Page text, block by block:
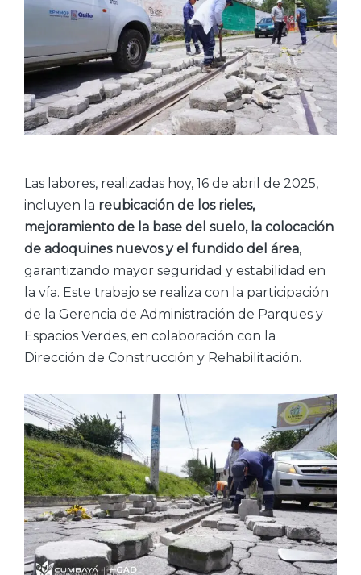
Las labores, realizadas hoy, 16 de abril de 2025,
incluyen la reubicación de los rieles,
mejoramiento de la base del suelo, la colocación
de adoquines nuevos y el fundido del área,
garantizando mayor seguridad y estabilidad en
la vía. Este trabajo se realiza con la participación
de la Gerencia de Administración de Parques y
Espacios Verdes, en colaboración con la
Dirección de Construcción y Rehabilitación.